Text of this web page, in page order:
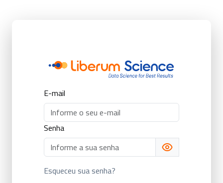
E-mail
Senha
Esqueceu sua senha?